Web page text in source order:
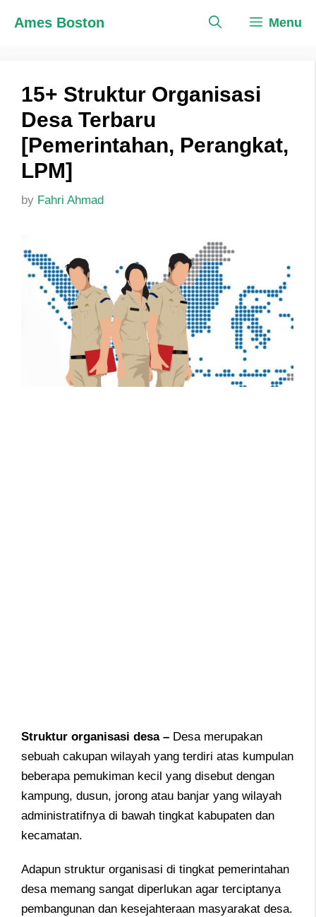
Ames Boston Menu
15+ Struktur Organisasi
Desa Terbaru
[Pemerintahan, Perangkat,
LPM]
by Fahri Ahmad
Struktur organisasi desa – Desa merupakan
sebuah cakupan wilayah yang terdiri atas kumpulan
beberapa pemukiman kecil yang disebut dengan
kampung, dusun, jorong atau banjar yang wilayah
administratifnya di bawah tingkat kabupaten dan
kecamatan.
Adapun struktur organisasi di tingkat pemerintahan
desa memang sangat diperlukan agar terciptanya
pembangunan dan kesejahteraan masyarakat desa.